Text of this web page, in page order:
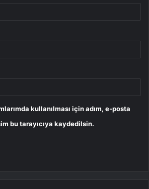
kullanılması için adım, e-posta
bu tarayıcıya kaydedilsin.